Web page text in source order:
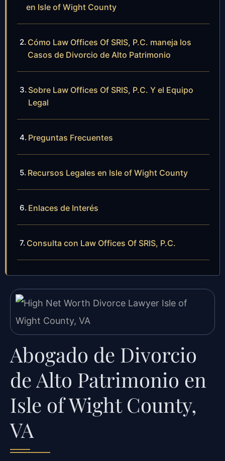
en Isle of Wight County
Cómo Law Offices Of SRIS, P.C. maneja los
Casos de Divorcio de Alto Patrimonio
Sobre Law Offices Of SRIS, P.C. Y el Equipo
Legal
Preguntas Frecuentes
Recursos Legales en Isle of Wight County
Enlaces de Interés
Consulta con Law Offices Of SRIS, P.C.
Abogado de Divorcio
de Alto Patrimonio en
Isle of Wight County,
VA